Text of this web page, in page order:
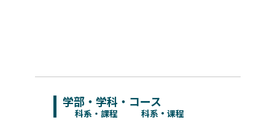
学部・学科・コース
科系・課程 科系・课程